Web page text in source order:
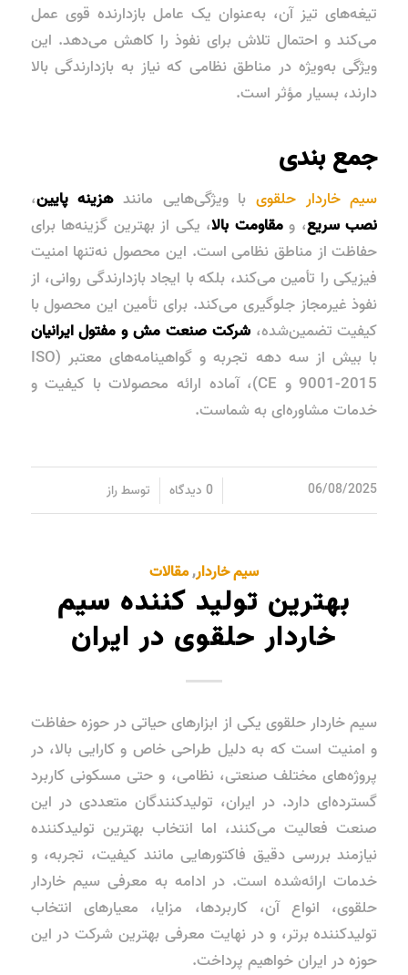
تیغه‌های تیز آن، به‌عنوان یک عامل بازدارنده قوی عمل
می‌کند و احتمال تلاش برای نفوذ را کاهش می‌دهد. این
ویژگی به‌ویژه در مناطق نظامی که نیاز به بازدارندگی بالا
دارند، بسیار مؤثر است.
جمع بندی
سیم خاردار حلقویبا ویژگی‌هایی مانندهزینه پایین،
نصب سریع، ومقاومت بالا، یکی از بهترین گزینه‌ها برای
حفاظت از مناطق نظامی است. این محصول نه‌تنها امنیت
فیزیکی را تأمین می‌کند، بلکه با ایجاد بازدارندگی روانی، از
نفوذ غیرمجاز جلوگیری می‌کند. برای تأمین این محصول با
کیفیت تضمین‌شده،شرکت صنعت مش و مفتول ایرانیان
با بیش از سه دهه تجربه و گواهینامه‌های معتبر (ISO
9001-2015 و CE)، آماده ارائه محصولات با کیفیت و
خدمات مشاوره‌ای به شماست.
06/08/2025 0 دیدگاه توسطراز
سیم خاردار,مقالات
بهترین تولید کننده سیم
خاردار حلقوی در ایران
سیم خاردار حلقوی یکی از ابزارهای حیاتی در حوزه حفاظت
و امنیت است که به دلیل طراحی خاص و کارایی بالا، در
پروژه‌های مختلف صنعتی، نظامی، و حتی مسکونی کاربرد
گسترده‌ای دارد. در ایران، تولیدکنندگان متعددی در این
صنعت فعالیت می‌کنند، اما انتخاب بهترین تولیدکننده
نیازمند بررسی دقیق فاکتورهایی مانند کیفیت، تجربه، و
خدمات ارائه‌شده است. در ادامه به معرفی سیم خاردار
حلقوی، انواع آن، کاربردها، مزایا، معیارهای انتخاب
تولیدکننده برتر، و در نهایت معرفی بهترین شرکت در این
حوزه در ایران خواهیم پرداخت.